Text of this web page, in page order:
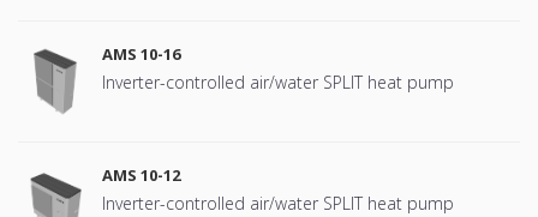
AMS 10-16
Inverter-controlled air/water SPLIT heat pump
AMS 10-12
Inverter-controlled air/water SPLIT heat pump